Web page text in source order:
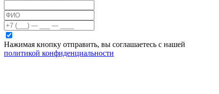
Нажимая кнопку отправить, вы соглашаетесь с нашей
политикой конфиденциальности